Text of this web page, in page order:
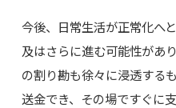
今後、日常生活が正常化へ
及はさらに進む可能性があ
の割り勘も徐々に浸透する
送金でき、その場ですぐに